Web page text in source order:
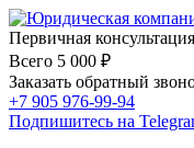
Первичная
Всего 5 000 ₽
Заказать обратный
+7 905 976-99-94
Подпишитесь на